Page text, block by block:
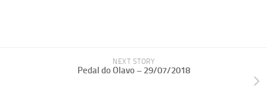
NEXT STORY
Pedal do Olavo – 29/07/2018